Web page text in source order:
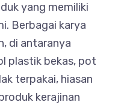
yang memiliki
Berbagai karya
di antaranya
plastik bekas, pot
terpakai, hiasan
kerajinan